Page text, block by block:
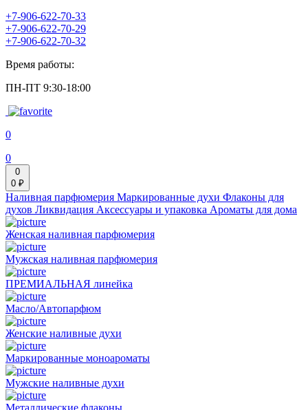
+7-906-622-70-33
+7-906-622-70-29
+7-906-622-70-32
Время работы:
ПН-ПТ 9:30-18:00
0
0
0
0 ₽
Наливная парфюмерия Маркированные духи Флаконы для
духов Ликвидация Аксессуары и упаковка Ароматы для дома
Женская наливная парфюмерия
Мужская наливная парфюмерия
ПРЕМИАЛЬНАЯ линейка
Масло/Автопарфюм
Женские наливные духи
Маркированные моноароматы
Мужские наливные духи
Металлические флаконы